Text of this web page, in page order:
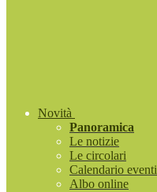
Novità
Panoramica
Le notizie
Le circolari
Calendario eventi
Albo online